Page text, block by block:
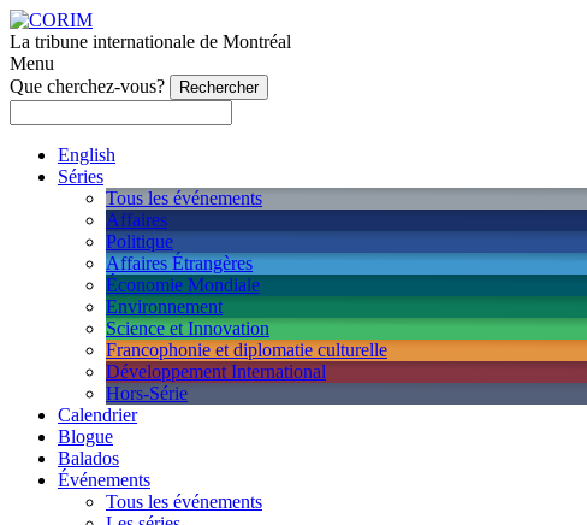
La tribune internationale de Montréal
Menu
Que cherchez-vous?
English
Séries
Tous les événements
Affaires
Politique
Affaires Étrangères
Économie Mondiale
Environnement
Science et Innovation
Francophonie et diplomatie culturelle
Développement International
Hors-Série
Calendrier
Blogue
Balados
Événements
Tous les événements